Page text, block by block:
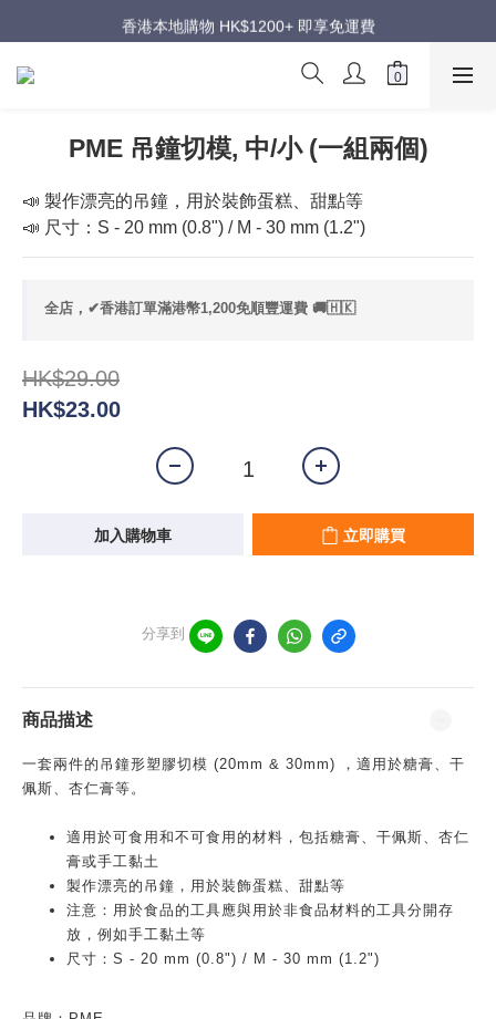
週年慶超級優惠｜低至五折
香港本地購物 HK$1200+ 即享免運費
週年慶超級優惠｜低至五折
PME 吊鐘切模, 中/小 (一組兩個)
📣 製作漂亮的吊鐘，用於裝飾蛋糕、甜點等
📣 尺寸：S - 20 mm (0.8") / M - 30 mm (1.2")
全店，✔香港訂單滿港幣1,200免順豐運費 🚚🇭🇰
HK$29.00
HK$23.00
加入購物車 立即購買
分享到
商品描述
一套兩件的吊鐘形塑膠切模 (20mm & 30mm) ，適用於糖膏、干
佩斯、杏仁膏等。
適用於可食用和不可食用的材料，包括糖膏、干佩斯、杏仁
膏或手工黏土
製作漂亮的吊鐘，用於裝飾蛋糕、甜點等
注意：用於食品的工具應與用於非食品材料的工具分開存
放，例如手工黏土等
尺寸：S - 20 mm (0.8") / M - 30 mm (1.2")